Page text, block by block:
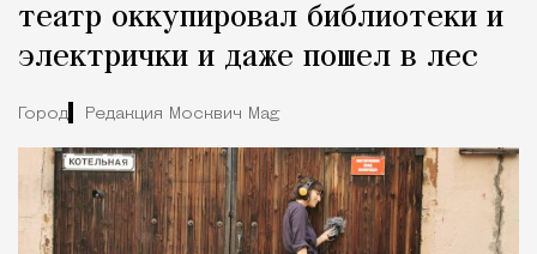
театр оккупировал библиотеки и
электрички и даже пошел в лес
Город Редакция Москвич Mag